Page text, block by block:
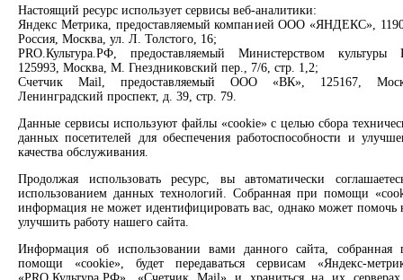
Продлить книгу
Спроси библиотекаря
Спроси краеведа
Оцените качество услуг
Направить обращение директору
Соцсети
Вконтакте
Одноклассники
Max
Rutube
Заметили опечатку? Выделите текст с ошибкой и нажмите
клавиши Ctrl+Enter или ссылку ниже
Настоящий ресурс использует сервисы веб-аналитики:
Яндекс Метрика, предоставляемый компанией ООО «ЯНДЕКС»,
Россия, Москва, ул. Л. Толстого, 16;
PRO.Культура.РФ, предоставляемый Министерством культуры
125993, Москва, М. Гнездниковский пер., 7/6, стр. 1,2;
Счетчик Mail, предоставляемый ООО «ВК», 125167,
Ленинградский проспект, д. 39, стр. 79.
Данные сервисы используют файлы «cookie» с целью сбора
данных посетителей для обеспечения работоспособности и
качества обслуживания.
Продолжая использовать ресурс, вы автоматически
использованием данных технологий. Собранная при помощи
информация не может идентифицировать вас, однако может помочь
улучшить работу нашего сайта.
Информация об использовании вами данного сайта, собранная
помощи «cookie», будет передаваться сервисам «Яндекс-